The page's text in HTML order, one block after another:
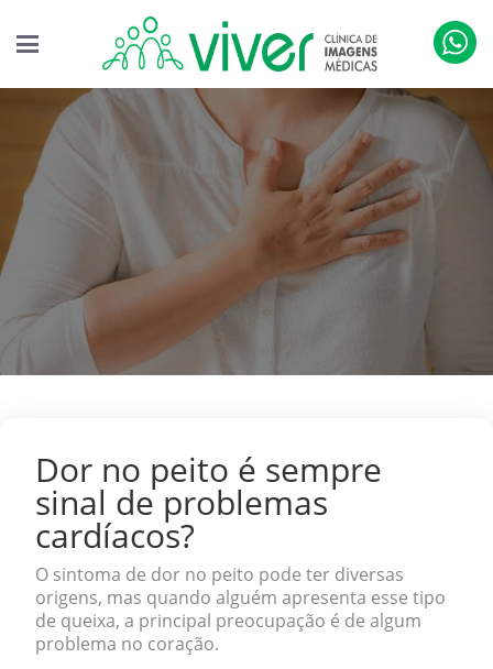
Dor no peito é sempre
sinal de problemas
cardíacos?
O sintoma de dor no peito pode ter diversas
origens, mas quando alguém apresenta esse tipo
de queixa, a principal preocupação é de algum
problema no coração.